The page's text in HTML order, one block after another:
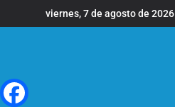
al
viernes, 7 de agosto de 2026